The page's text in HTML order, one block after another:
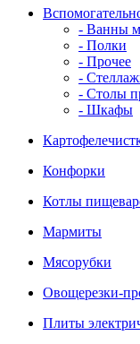
- Ванны
- Полки
- Прочее
-
- Столы
- Шкафы
Конфорки
Котлы
Мармиты
Мясорубки
Овощерезки-
Плиты